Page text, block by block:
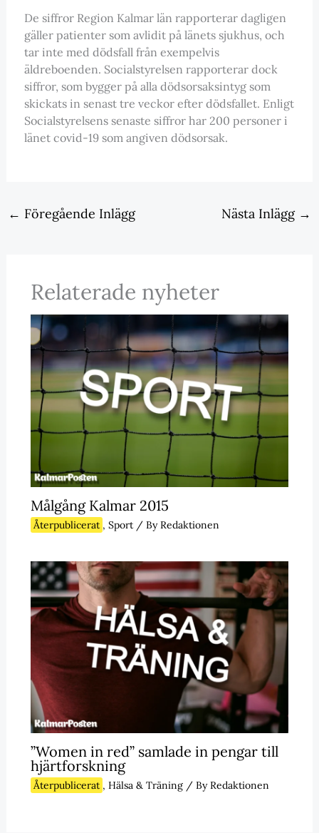
De siffror Region Kalmar län rapporterar dagligen
gäller patienter som avlidit på länets sjukhus, och
tar inte med dödsfall från exempelvis
äldreboenden. Socialstyrelsen rapporterar dock
siffror, som bygger på alla dödsorsaksintyg som
skickats in senast tre veckor efter dödsfallet. Enligt
Socialstyrelsens senaste siffror har 200 personer i
länet covid-19 som angiven dödsorsak.
← Föregående Inlägg Nästa Inlägg →
Relaterade nyheter
Målgång Kalmar 2015
Återpublicerat , Sport/ ByRedaktionen
”Women in red” samlade in pengar till
hjärtforskning
Återpublicerat , Hälsa & Träning/ ByRedaktionen